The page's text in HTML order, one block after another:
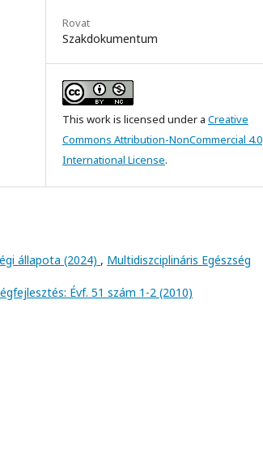
Rovat
Szakdokumentum
This work is licensed under a Creative
Commons Attribution-NonCommercial 4.0
International License.
állapota (2024) , Multidiszciplináris Egészség
Évf. 51 szám 1-2 (2010)